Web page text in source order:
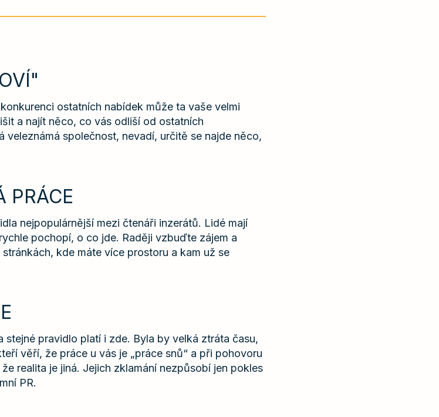
ostatních nabídek může ta vaše velmi
a najít něco, co vás odliší od ostatních
veleznámá společnost, nevadí, určitě se najde něco,
PRÁCE
nejpopulárnější mezi čtenáři inzerátů. Lidé mají
pochopí, o co jde. Raději vzbuďte zájem a
kde máte více prostoru a kam už se
stejné pravidlo platí i zde. Byla by velká ztráta času,
věří, že práce u vás je „práce snů“ a při pohovoru
realita je jiná. Jejich zklamání nezpůsobí jen pokles
PR.